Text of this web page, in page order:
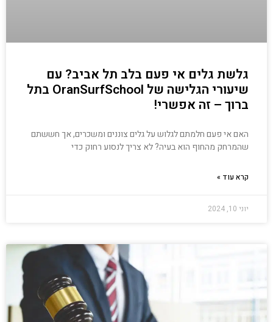
גלשת גלים אי פעם בלב תל אביב? עם
שיעורי הגלישה של OranSurfSchool בתל
ברוך – זה אפשרי!
האם אי פעם חלמתם לגלוש על גלים צוננים ומשכרים, אך חששתם
שהמרחק מהחוף הוא בעיה? לא צריך לנסוע רחוק כדי
קרא עוד »
יוני 10, 2024